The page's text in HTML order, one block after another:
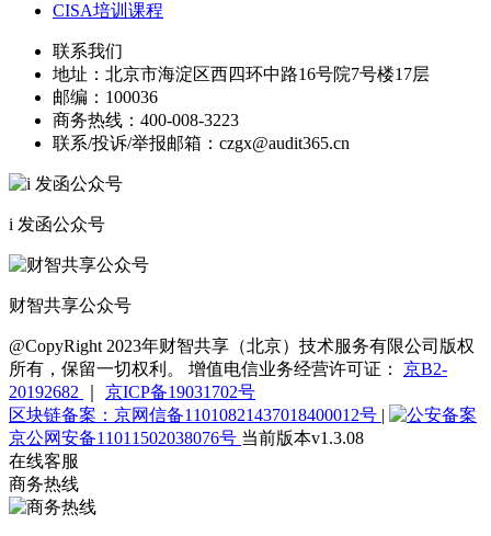
CISA培训课程
联系我们
地址： 北京市海淀区西四环中路16号院7号楼17层
邮编： 100036
商务热线： 400-008-3223
联系/投诉/举报邮箱： czgx@audit365.cn
i 发函公众号
财智共享公众号
@CopyRight 2023年财智共享（北京）技术服务有限公司版权
所有，保留一切权利。 增值电信业务经营许可证： 京B2-
20192682
京ICP备19031702号
区块链备案：京网信备11010821437018400012号 |
京公网安备11011502038076号 当前版本v1.3.08
在线客服
商务热线